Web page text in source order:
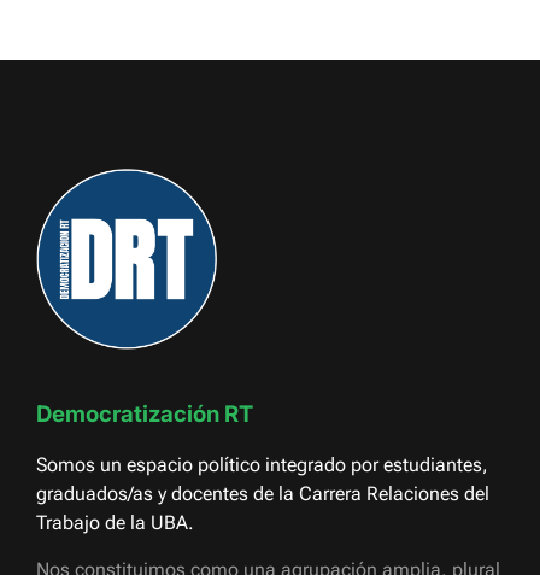
Democratización RT
Somos un espacio político integrado por estudiantes,
graduados/as y docentes de la Carrera Relaciones del
Trabajo de la UBA.
Nos constituimos como una agrupación amplia, plural